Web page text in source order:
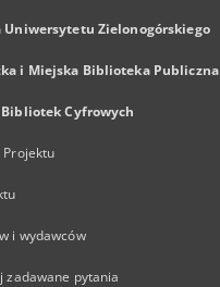
Zielonogórskiego
i Miejska Biblioteka Publiczna
Cyfrowych
Projektu
i wydawców
zadawane pytania